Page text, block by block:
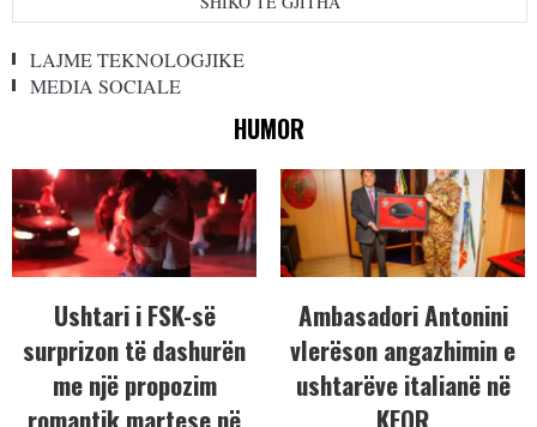
LAJME TEKNOLOGJIKE
MEDIA SOCIALE
HUMOR
Ushtari i FSK-së
surprizon të dashurën
me një propozim
romantik martese në
Ambasadori Antonini
vlerëson angazhimin e
ushtarëve italianë në
KFOR